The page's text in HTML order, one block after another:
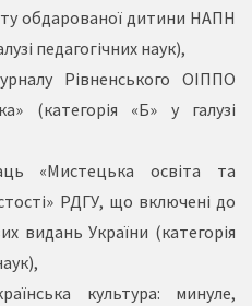
обдарованої дитини НАПН
педагогічних наук),
Рівненського ОІППО
(категорія «Б» у галузі
«Мистецька освіта та
РДГУ, що включені до
видань України (категорія
культура: минуле,